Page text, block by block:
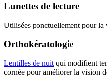
Lunettes de lecture
Utilisées ponctuellement pour la
Orthokératologie
Lentilles de nuit qui modifient
cornée pour améliorer la vision